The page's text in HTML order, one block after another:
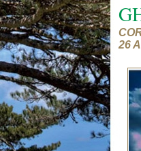
26